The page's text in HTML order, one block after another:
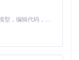
手。
Claude Code 的开源替代方案。连接任意大模型，编辑代码，运行命令，自动验证 — 全自动执行。用 Rust 构建，极致性能。 ｜ An open-source alternative to Claude Code. Connect any LLM, edit code, run commands, and verify changes — autonomously. Built in Rust for speed. Get Started